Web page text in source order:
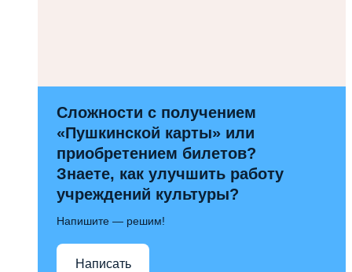
Сложности с получением
«Пушкинской карты» или
приобретением билетов?
Знаете, как улучшить работу
учреждений культуры?
Напишите — решим!
Написать